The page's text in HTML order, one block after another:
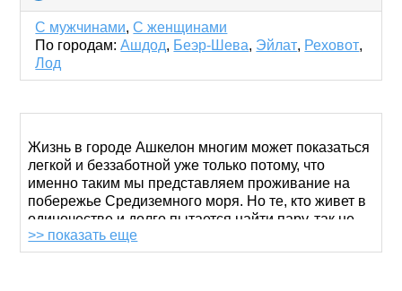
to
С мужчинами,С женщинами
По городам: Ашдод, Беэр-Шева, Эйлат, Реховот,
Лод
Жизнь в городе Ашкелон многим может показаться
легкой и беззаботной уже только потому, что
именно таким мы представляем проживание на
побережье Средиземного моря. Но те, кто живет в
одиночестве и долго пытается найти пару, так не
думают. Как и все вокруг они радуются морю и
солнцу, но им было бы намного приятнее делать
>> показать еще